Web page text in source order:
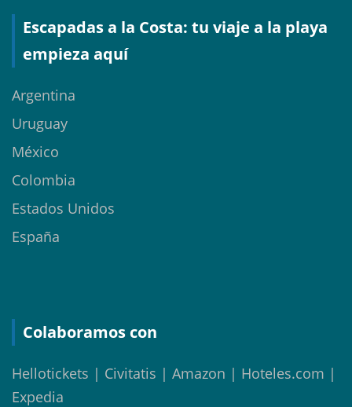
Escapadas a la Costa: tu viaje a la playa
empieza aquí
Argentina
Uruguay
México
Colombia
Estados Unidos
España
Colaboramos con
Hellotickets | Civitatis | Amazon | Hoteles.com |
Expedia